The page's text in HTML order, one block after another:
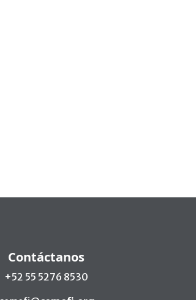
Contáctanos
+52 55 5276 8530